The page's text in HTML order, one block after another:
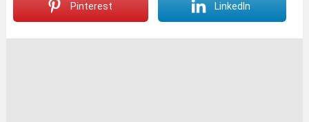
Pinterest LinkedIn